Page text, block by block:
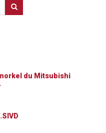
du Mitsubishi